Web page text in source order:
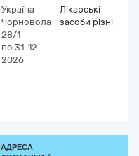
Україна
Чорновола
28/1
по 31-12-
2026
Лікарські
засоби різні
АДРЕСА